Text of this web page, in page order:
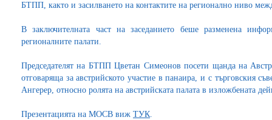
БТПП, както и засилването на контактите на регионално ниво
В заключителната част на заседанието беше разменена
регионалните палати.
Председателят на БТПП Цветан Симеонов посети щанда на
отговаряща за австрийското участие в панаира, и с търговския
Ангерер, относно ролята на австрийската палата в изложбената
Презентацията на МОСВ виж ТУК.